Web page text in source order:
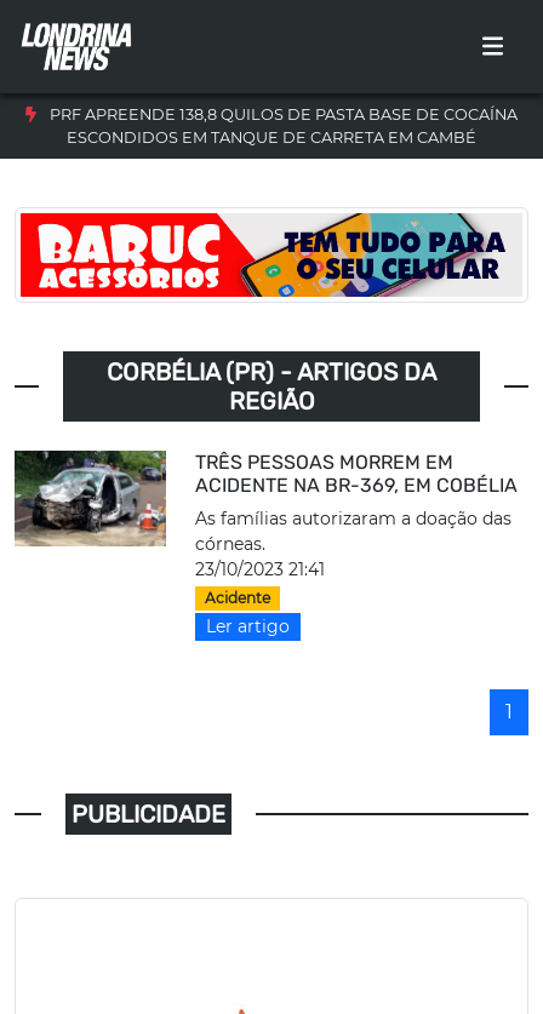
PRF APREENDE 138,8 QUILOS DE PASTA BASE DE COCAÍNA
ESCONDIDOS EM TANQUE DE CARRETA EM CAMBÉ
CORBÉLIA (PR) - ARTIGOS DA
REGIÃO
TRÊS PESSOAS MORREM EM
ACIDENTE NA BR-369, EM COBÉLIA
As famílias autorizaram a doação das
córneas.
23/10/2023 21:41
Acidente
Ler artigo
1
PUBLICIDADE